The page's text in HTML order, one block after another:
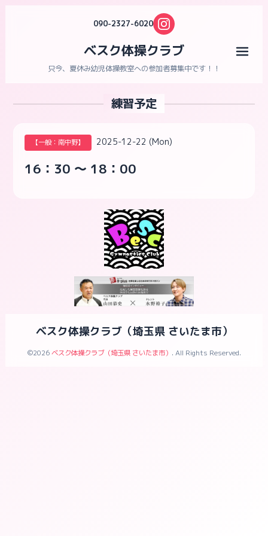
090-2327-6020
ベスク体操クラブ
只今、夏休み幼児体操教室への参加者募集中です！！
練習予定
【一般：南中野】 2025-12-22 (Mon)
16：30 ～ 18：00
ベスク体操クラブ（埼玉県 さいたま市）
©2026ベスク体操クラブ（埼玉県 さいたま市） . All Rights Reserved.